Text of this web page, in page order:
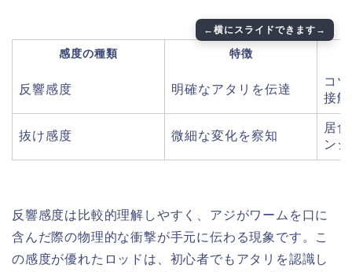
感度の種類 特徴
反響感度 明確なアタリを伝達
コ
接
抜け感度 微細な変化を察知
居
ン
反響感度は比較的理解しやすく、アジがワームを口に
含んだ際の物理的な衝撃が手元に伝わる現象です。こ
の感度が優れたロッドは、初心者でもアタリを認識し